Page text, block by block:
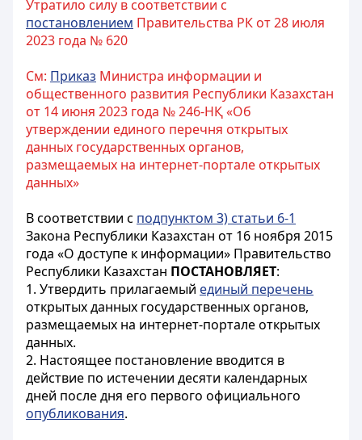
Утратило силу в соответствии с
постановлением Правительства РК от 28 июля
2023 года № 620
См: Приказ Министра информации и
общественного развития Республики Казахстан
от 14 июня 2023 года № 246-НҚ «Об
утверждении единого перечня открытых
данных государственных органов,
размещаемых на интернет-портале открытых
данных»
В соответствии с подпунктом 3) статьи 6-1
Закона Республики Казахстан от 16 ноября 2015
года «О доступе к информации» Правительство
Республики Казахстан ПОСТАНОВЛЯЕТ:
1. Утвердить прилагаемый единый перечень
открытых данных государственных органов,
размещаемых на интернет-портале открытых
данных.
2. Настоящее постановление вводится в
действие по истечении десяти календарных
дней после дня его первого официального
опубликования.